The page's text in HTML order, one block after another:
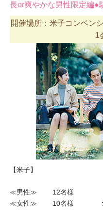
長or爽やかな男性限定編●
開催場所：米子コンベン
1
【米子】
≪男性≫ 12名様
≪女性≫ 10名様 カッ